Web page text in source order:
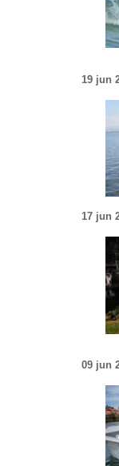
19 jun
17 jun
09 jun